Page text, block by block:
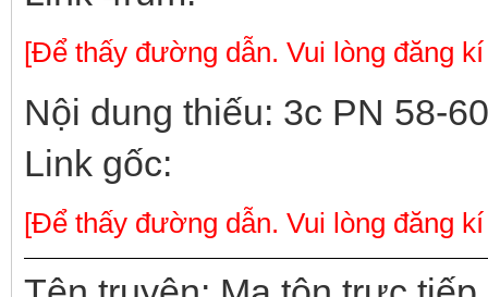
[Để thấy đường dẫn. Vui lòng đăng
Nội dung thiếu: 3c PN 58-60
Link gốc:
[Để thấy đường dẫn. Vui lòng đăng